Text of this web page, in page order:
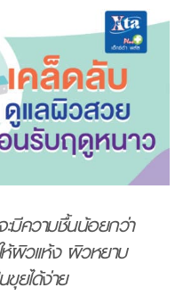
มีความชื้นน้อยกว่า
ห้ผิวแห้ง ผิวหยาบ
ขุยได้ง่าย